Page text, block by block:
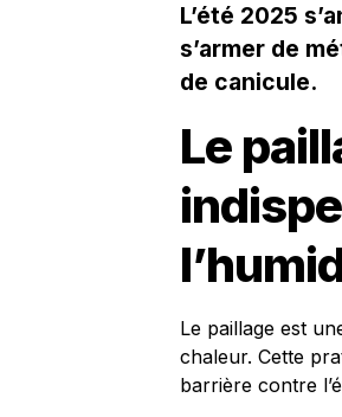
L’été 2025
s’armer de
de canicule.
Le
Le paillage est
chaleur. Cette
barrière contre